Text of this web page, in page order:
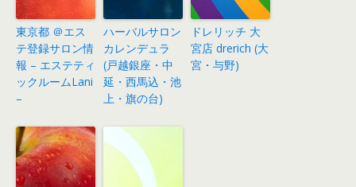
東京都 ＠エス
テ登録サロン情
報 – エステティ
ックルームLani
–
ハーバルサロン
カレンデュラ
(戸越銀座・中
延・西馬込・池
上・旗の台)
ドレリッチ 大
宮店 drerich (大
宮・与野)